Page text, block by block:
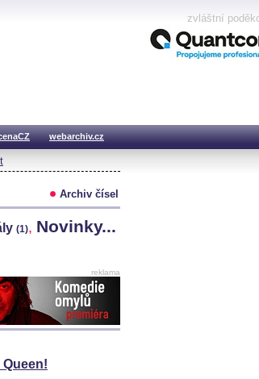
zvláštní
webarchiv.cz
Archiv čísel
(1), Novinky...
reklama